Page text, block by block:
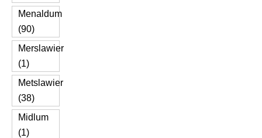
Menaldum
(90)
Merslawier
(1)
Metslawier
(38)
Midlum
(1)